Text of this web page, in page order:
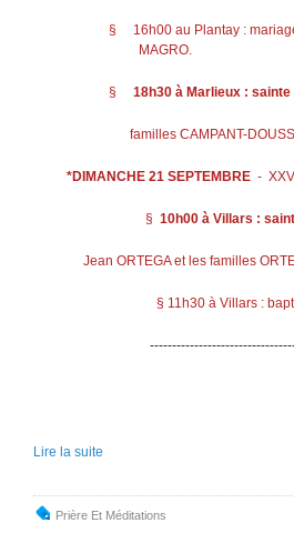
§ 16h00 au Plantay :
MAGRO.
§ 18h30 à Marlieux :
familles CAMPANT-
*DIMANCHE 21 SEPTEMBRE -
§ 10h00 à Villars :
Jean ORTEGA et les familles
§ 11h30 à Villars :
Lire la suite
Prière Et Méditations